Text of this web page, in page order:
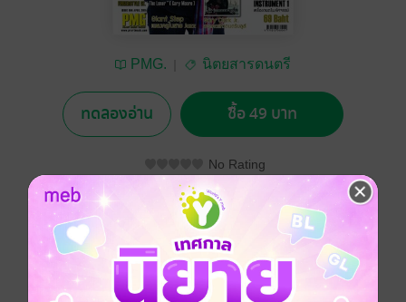
PMG. นิตยสารดนตรี
ทดลองอ่าน ซื้อ 49 บาท
No Rating
อยากได้ ซื้อเป็นของขวัญ ติดตาม แชร์